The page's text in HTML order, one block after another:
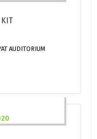
KIT
AUDITORIUM